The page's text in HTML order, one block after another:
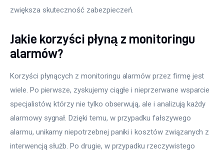
zwiększa skuteczność zabezpieczeń.
Jakie korzyści płyną z monitoringu
alarmów?
Korzyści płynących z monitoringu alarmów przez firmę jest
wiele. Po pierwsze, zyskujemy ciągłe i nieprzerwane wsparcie
specjalistów, którzy nie tylko obserwują, ale i analizują każdy
alarmowy sygnał. Dzięki temu, w przypadku fałszywego
alarmu, unikamy niepotrzebnej paniki i kosztów związanych z
interwencją służb. Po drugie, w przypadku rzeczywistego